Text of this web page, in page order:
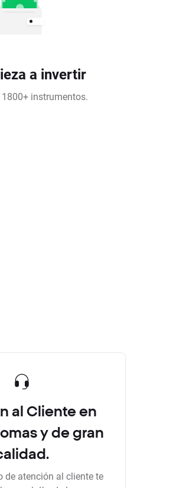
a invertir
instrumentos.
al Cliente en
y de gran
de atención al cliente te